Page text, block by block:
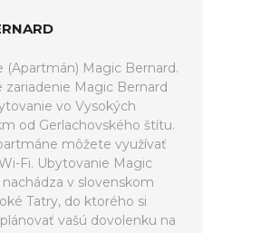
(Apartmán) Magic Bernard.
zariadenie Magic Bernard
vo Vysokých
od Gerlachovského štítu.
môžete využívať
Fi. Ubytovanie Magic
nachádza v slovenskom
Tatry, do ktorého si
vašú dovolenku na